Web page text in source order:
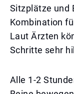
Sitzplätze und
Kombination
Laut Ärzten
Schritte sehr
Alle 1-2